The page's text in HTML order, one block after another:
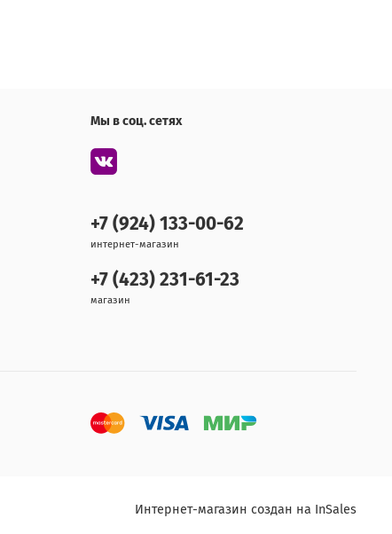
Мы в соц. сетях
+7 (924) 133-00-62
интернет-магазин
+7 (423) 231-61-23
магазин
Интернет-магазин создан на InSales